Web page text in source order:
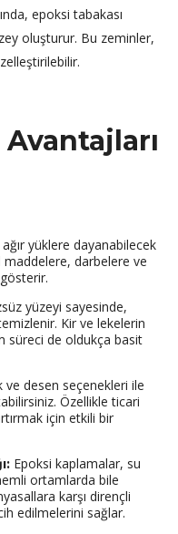
epoksi tabakası
oluşturur. Bu zeminler,
Avantajları
yüklere dayanabilecek
maddelere, darbelere ve
yüzeyi sayesinde,
Kir ve lekelerin
süreci de oldukça basit
ve desen seçenekleri ile
Özellikle ticari
için etkili bir
Epoksi kaplamalar, su
ortamlarda bile
karşı dirençli
edilmelerini sağlar.